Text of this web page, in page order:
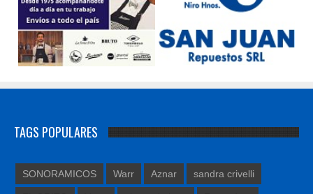
TAGS POPULARES
SONORAMICOS Warr Aznar sandra crivelli